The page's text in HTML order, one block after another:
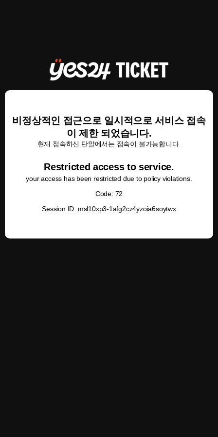
비정상적인 접근으로 일시적으로 서비스 접속
이 제한 되었습니다.
현재 접속하신 단말에서는 접속이 불가능합니다.
Restricted access to service.
your access has been restricted due to policy violations.
Code: 72
Session ID: msl10xp3-1afg2cz4yzoia6soytwx